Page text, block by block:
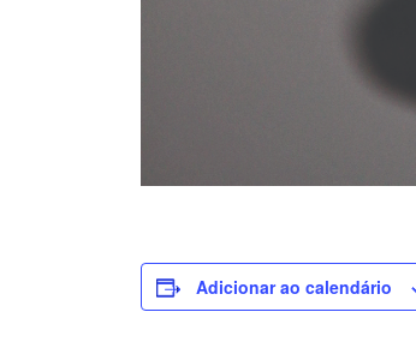
Adicionar ao calendário